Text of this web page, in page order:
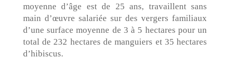
moyenne d’âge est de 25 ans, travaillent sans
main d’œuvre salariée sur des vergers familiaux
d’une surface moyenne de 3 à 5 hectares pour un
total de 232 hectares de manguiers et 35 hectares
d’hibiscus.